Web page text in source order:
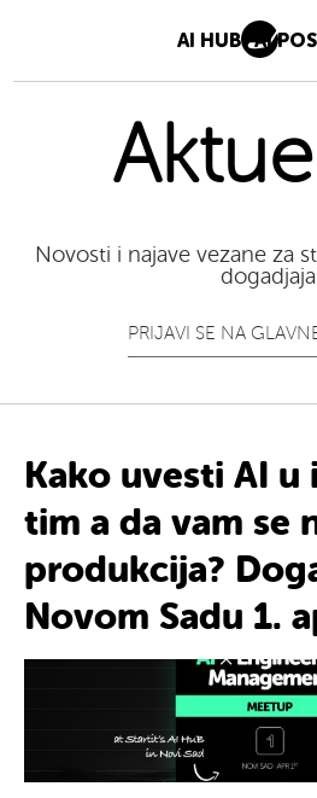
AI HUB AI
Novosti i najave vezane za
PRIJAVI SE NA
Kako uvesti AI u
tim a da vam se
produkcija?
Novom Sadu 1.